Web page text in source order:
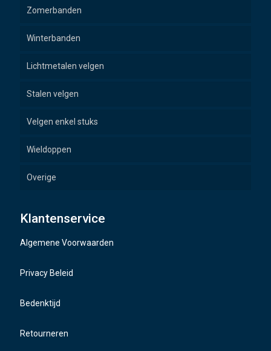
Zomerbanden
Winterbanden
Lichtmetalen velgen
Stalen velgen
Velgen enkel stuks
Wieldoppen
Overige
Klantenservice
Algemene Voorwaarden
Privacy Beleid
Bedenktijd
Retourneren